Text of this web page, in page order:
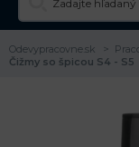
Odevypracovne.sk
Čižmy so špicou S4 - S5